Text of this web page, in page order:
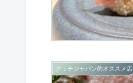
グッチジャパン的オススメ店